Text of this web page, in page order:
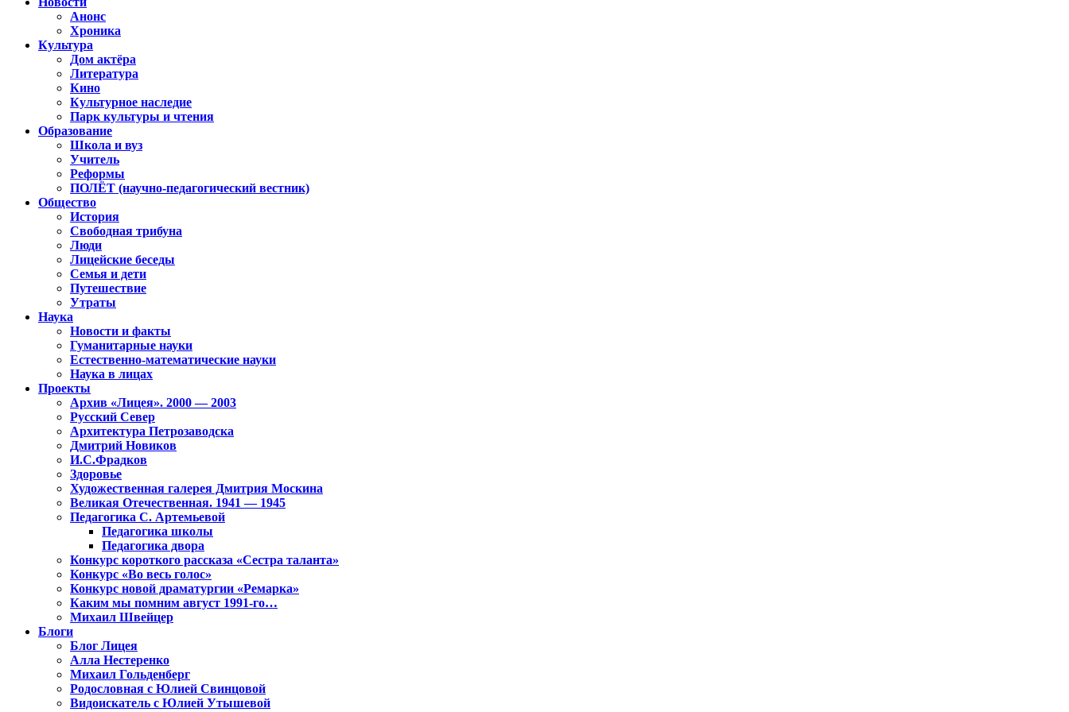
Анонс
Хроника
Культура
Дом актёра
Литература
Кино
Культурное наследие
Парк культуры и чтения
Образование
Школа и вуз
Учитель
Реформы
ПОЛЁТ (научно-педагогический вестник)
Общество
История
Свободная трибуна
Люди
Лицейские беседы
Семья и дети
Путешествие
Утраты
Наука
Новости и факты
Гуманитарные науки
Естественно-математические науки
Наука в лицах
Проекты
Архив «Лицея». 2000 — 2003
Русский Север
Архитектура Петрозаводска
Дмитрий Новиков
И.С.Фрадков
Здоровье
Художественная галерея Дмитрия Москина
Великая Отечественная. 1941 — 1945
Педагогика С. Артемьевой
Педагогика школы
Педагогика двора
Конкурс короткого рассказа «Сестра таланта»
Конкурс «Во весь голос»
Конкурс новой драматургии «Ремарка»
Каким мы помним август 1991-го…
Михаил Швейцер
Блоги
Блог Лицея
Алла Нестеренко
Михаил Гольденберг
Родословная с Юлией Свинцовой
Видоискатель с Юлией Утышевой